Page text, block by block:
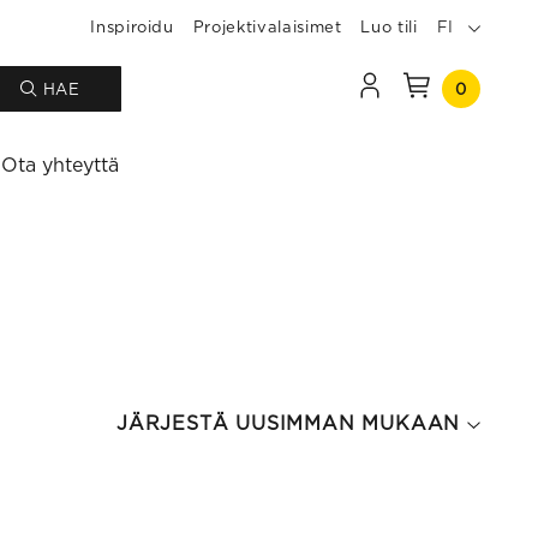
Inspiroidu Projektivalaisimet Luo tili FI
HAE 0
Ota yhteyttä